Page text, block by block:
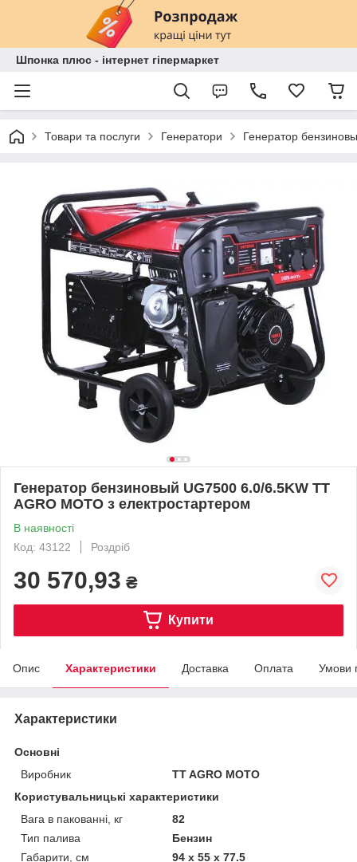
Шпонка плюс - інтернет гіпермаркет
Товари та послуги Генератори Генератор
Генератор бензиновый UG7500 6.0/6.5KW TT
AGRO MOTO з електростартером
В наявності
Код: 43122
Роздріб
30 570,93 ₴
Купити
Опис Характеристики Доставка Оплата Умови
Характеристики
Основні
Виробник
TT AGRO MOTO
Користувальницькі характеристики
Вага в пакованні, кг
82
Тип палива
Бензин
Габарити, см
94 х 55 х 77.5